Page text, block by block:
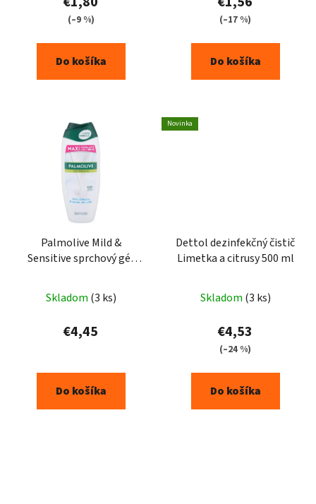
(–9 %)
Do košíka
(–17 %)
Do košíka
Palmolive Mild &
Sensitive sprchový gél
Skladom (3 ks)
€4,45
Do košíka
Novinka
Dettol dezinfekčný čistič
Limetka a citrusy 500 ml
Skladom (3 ks)
€4,53
(–24 %)
Do košíka